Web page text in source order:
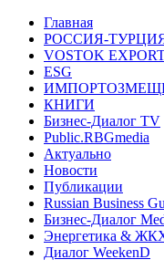
Главная
РОССИЯ-
VOSTOK
ESG
КНИГИ
Бизнес-Диалог TV
Public.RBGmedia
Актуально
Новости
Публикации
Russian Business
Бизнес-Диалог
Энергетика &
Диалог WeekenD